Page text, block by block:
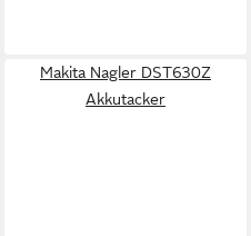
Makita Nagler DST630Z
Akkutacker